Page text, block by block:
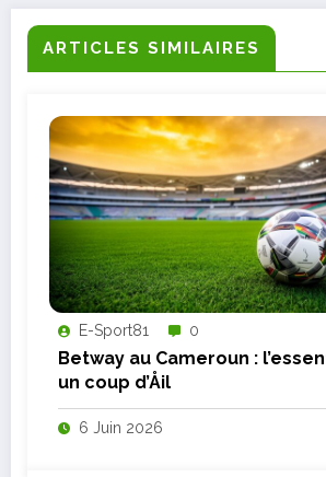
ARTICLES SIMILAIRES
E-Sport81 0
Betway au Cameroun :
un coup d’Åil
6 Juin 2026